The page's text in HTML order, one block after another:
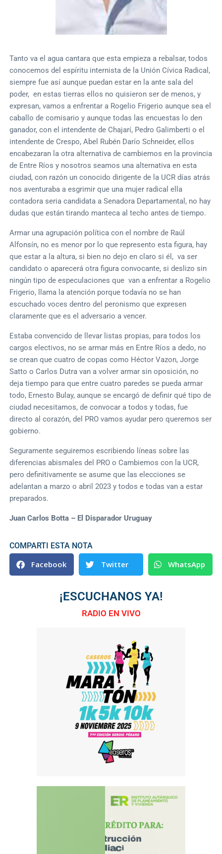
Tanto va el agua cantara que esta empieza a rebalsar, todos
conocemos del espíritu internista de la Unión Cívica Radical,
siempre fue así aunque puedan estar en la ante sala del
poder, en estas tierras ellos no quisieron ser de menos, y
expresan, vamos a enfrentar a Rogelio Frigerio aunque sea el
caballo de comisario y aunque todas las encuestas lo den
ganador, con el intendente de Chajarí, Pedro Galimberti o el
intendente de Crespo, Abel Rubén Darío Schneider, ellos
encabezaran la otra alternativa de cambiemos en la provincia
de Entre Ríos y nosotros seamos una alternativa en esta
ciudad, con razón un conocido dirigente de la UCR días atrás
nos aventuraba a esgrimir que una mujer radical ella
contadora seria candidata a Senadora Departamental, no hay
dudas que están tirando manteca al techo antes de tiempo.
Armar una agrupación política con el nombre de Raúl
Alfonsín, no es menor por lo que represento esta figura, hay
que estar a la altura, si bien no dejo en claro si él, va ser
candidato o aparecerá otra figura convocante, si deslizo sin
ningún tipo de especulaciones que van a enfrentar a Rogelio
Frigerio, llama la atención porque todavía no se han
escuchado voces dentro del peronismo que expresen
claramente que es el adversario a vencer.
Estaba convencido de llevar listas propias, para todos los
cargos electivos, no se armar más en Entre Ríos a dedo, no
se crean que cuatro de copas como Héctor Vazon, Jorge
Satto o Carlos Dutra van a volver armar sin oposición, no
deja tiempo para que entre cuatro paredes se pueda armar
todo, Ernesto Bulay, aunque se encargó de definir qué tipo de
ciudad necesitamos, de convocar a todos y todas, fue
directo al corazón, del PRO vamos ayudar pero queremos ser
gobierno.
Seguramente seguiremos escribiendo líneas sobre las
diferencias abismales del PRO o Cambiemos con la UCR,
pero definitivamente se asume que las elecciones se
adelantan a marzo o abril 2023 y todos e todas van a estar
preparados.
Juan Carlos Botta – El Disparador Uruguay
COMPARTI ESTA NOTA
Facebook Twitter WhatsApp
¡ESCUCHANOS YA!
RADIO EN VIVO